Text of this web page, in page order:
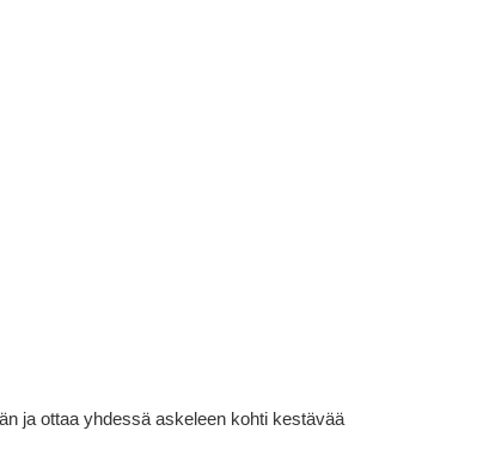
ja ottaa yhdessä askeleen kohti kestävää